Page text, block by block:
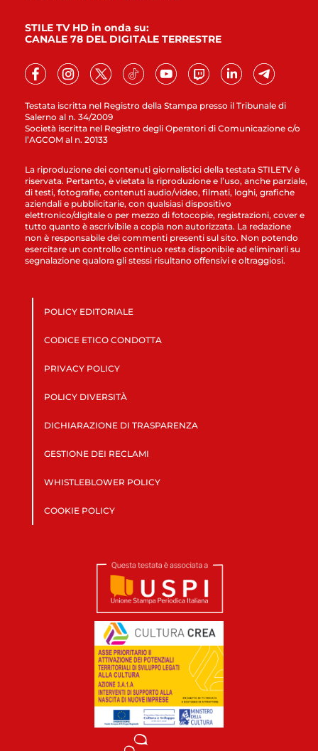
Testata iscritta nel Registro della Stampa presso il Tribunale di
Salerno al n. 34/2009
Società iscritta nel Registro degli Operatori di Comunicazione c/o
l’AGCOM al n. 20133
STILE TV HD in onda su:
CANALE 78 DEL DIGITALE TERRESTRE
La riproduzione dei contenuti giornalistici della testata STILETV è
riservata. Pertanto, è vietata la riproduzione e l’uso, anche parziale,
di testi, fotografie, contenuti audio/video, filmati, loghi, grafiche
aziendali e pubblicitarie, con qualsiasi dispositivo
elettronico/digitale o per mezzo di fotocopie, registrazioni, cover e
tutto quanto è ascrivibile a copia non autorizzata. La redazione
non è responsabile dei commenti presenti sul sito. Non potendo
esercitare un controllo continuo resta disponibile ad eliminarli su
segnalazione qualora gli stessi risultano offensivi e oltraggiosi.
POLICY EDITORIALE
CODICE ETICO CONDOTTA
PRIVACY POLICY
POLICY DIVERSITÀ
DICHIARAZIONE DI TRASPARENZA
GESTIONE DEI RECLAMI
WHISTLEBLOWER POLICY
COOKIE POLICY